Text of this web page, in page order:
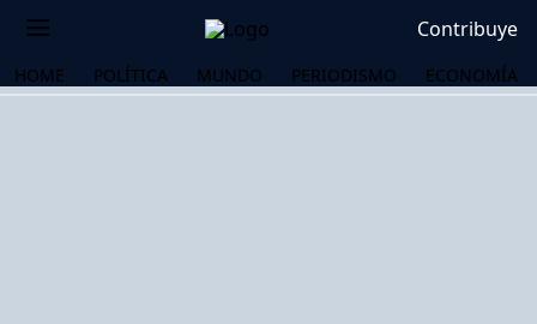
Contribuye
HOME POLÍTICA MUNDO PERIODISMO ECONOMÍA